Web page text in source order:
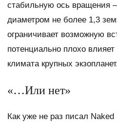
стабильную ось вращения
диаметром не более 1,3
ограничивает возможную
потенциально плохо
климата крупных
«…Или нет»
Как уже не раз писал Naked